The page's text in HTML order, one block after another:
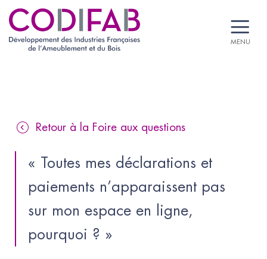
MENU
Retour à la Foire aux questions
« Toutes mes déclarations et
paiements n’apparaissent pas
sur mon espace en ligne,
pourquoi ? »